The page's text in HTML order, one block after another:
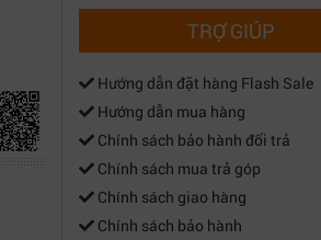
TRỢ GIÚP
Hướng dẫn đặt hàng Flash Sale
Hướng dẫn mua hàng
Chính sách bảo hành đổi trả
Chính sách mua trả góp
Chính sách giao hàng
Chính sách bảo hành